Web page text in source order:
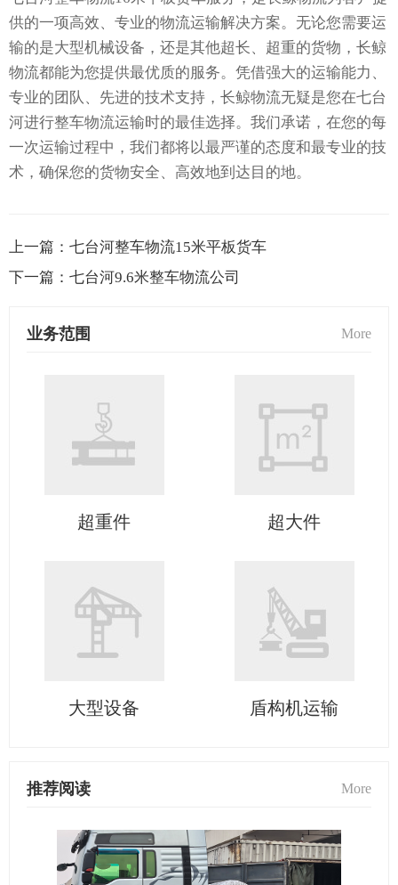
供的一项高效、专业的物流运输解决方案。无论您需要运
输的是大型机械设备，还是其他超长、超重的货物，长鲸
物流都能为您提供最优质的服务。凭借强大的运输能力、
专业的团队、先进的技术支持，长鲸物流无疑是您在七台
河进行整车物流运输时的最佳选择。我们承诺，在您的每
一次运输过程中，我们都将以最严谨的态度和最专业的技
术，确保您的货物安全、高效地到达目的地。
上一篇： 七台河整车物流15米平板货车
下一篇： 七台河9.6米整车物流公司
业务范围 More
超重件 超大件
大型设备 盾构机运输
推荐阅读 More